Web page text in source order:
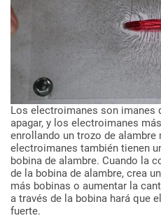
Los electroimanes son imanes
apagar, y los electroimanes más
enrollando un trozo de alambre
electroimanes también tienen
bobina de alambre. Cuando la
de la bobina de alambre, crea un
más bobinas o aumentar la
a través de la bobina hará que el
fuerte.